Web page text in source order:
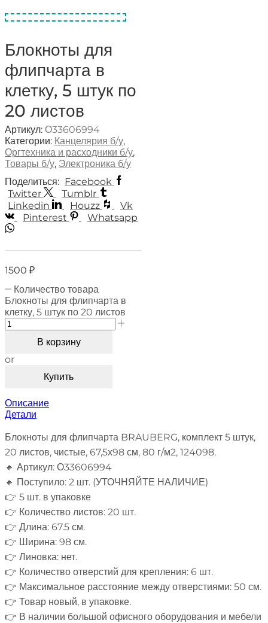
Блокноты для
флипчарта в
клетку, 5 штук по
20 листов
Артикул: О33606994
Категории: Канцелярия б/у,
Оргтехника и расходники б/у,
Товары б/у, Электроника б/у
Поделиться: Facebook
Twitter
Tumblr
Linkedin
Houzz
Vk
Pinterest
Whatsapp
1500 ₽
Количество товара
Блокноты для флипчарта в
клетку, 5 штук по 20 листов
В корзину
or
Купить
Описание
Детали
Блокноты для флипчарта BRAUBERG, комплект 5 штук,
20 листов, чистые, 67,5х98 см, 80 г/м2, 124098.
🔸 Артикул: О33606994
🔸 Поступило: 2 шт. (УТОЧНЯЙТЕ НАЛИЧИЕ)
👉 5 шт. в упаковке
👉 Количество листов: 20 шт.
👉 Длина: 67.5 см.
👉 Ширина: 98 см.
👉 Линовка: нет.
👉 Количество отверстий для крепления: 6 шт.
👉 Максимальное расстояние между отверстиями: 50 см.
👉 Товар новый, в упаковке.
👉 В наличии большой офисного оборудования и мебели